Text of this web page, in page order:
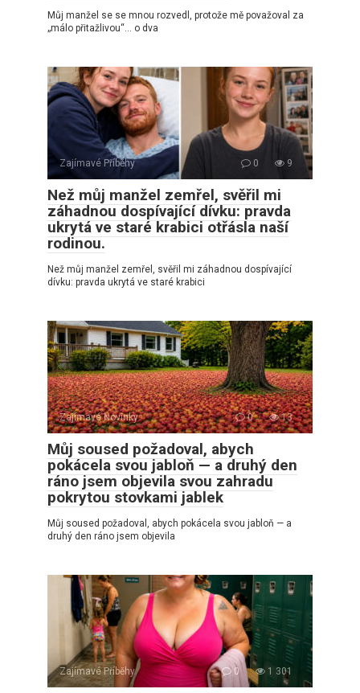
Můj manžel se se mnou rozvedl, protože mě považoval za
„málo přitažlivou“… o dva
Zajímavé Příběhy 0 9
Než můj manžel zemřel, svěřil mi
záhadnou dospívající dívku: pravda
ukrytá ve staré krabici otřásla naší
rodinou.
Než můj manžel zemřel, svěřil mi záhadnou dospívající
dívku: pravda ukrytá ve staré krabici
Zajímavé Novinky 0 13
Můj soused požadoval, abych
pokácela svou jabloň — a druhý den
ráno jsem objevila svou zahradu
pokrytou stovkami jablek
Můj soused požadoval, abych pokácela svou jabloň — a
druhý den ráno jsem objevila
Zajímavé Příběhy 0 1 301